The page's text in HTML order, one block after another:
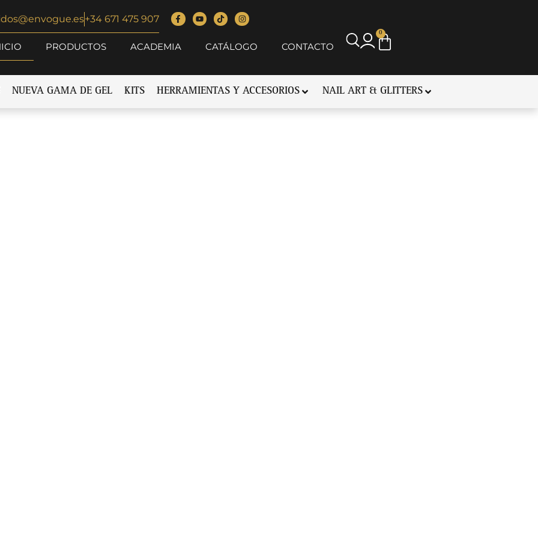
+34 671 475 907
PRODUCTOS ACADEMIA CATÁLOGO CONTACTO
0
NUEVA GAMA DE GEL KITS HERRAMIENTAS Y ACCESORIOS NAIL ART & GLITTERS